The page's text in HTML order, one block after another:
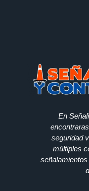
En
seguridad
múltiples